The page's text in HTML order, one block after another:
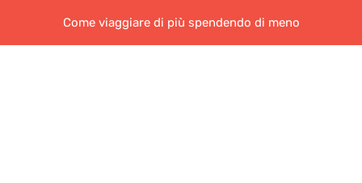
Come viaggiare di più spendendo di meno